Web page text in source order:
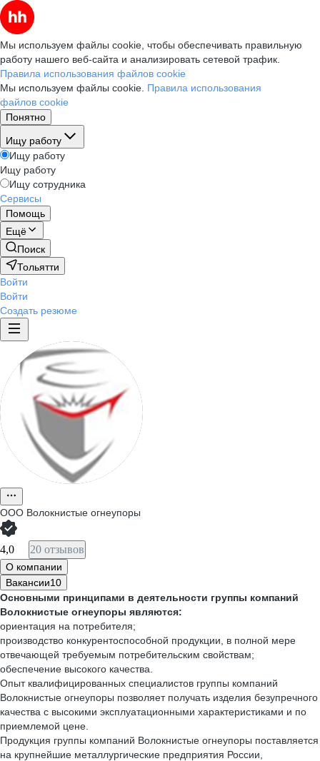
Мы используем файлы cookie, чтобы обеспечивать правильную
работу нашего веб-сайта и анализировать сетевой трафик.
Правила использования файлов cookie
Мы используем файлы cookie. Правила использования
файлов cookie
Понятно
Ищу работу
Ищу работу
Ищу работу
Ищу сотрудника
Сервисы
Помощь
Ещё
Поиск
Тольятти
Войти
Войти
Создать резюме
ООО Волокнистые огнеупоры
4,0 20 отзывов
О компании
Вакансии10
Основными принципами в деятельности группы компаний
Волокнистые огнеупоры являются:
ориентация на потребителя;
производство конкурентоспособной продукции, в полной мере
отвечающей требуемым потребительским свойствам;
обеспечение высокого качества.
Опыт квалифицированных специалистов группы компаний
Волокнистые огнеупоры позволяет получать изделия безупречного
качества с высокими эксплуатационными характеристиками и по
приемлемой цене.
Продукция группы компаний Волокнистые огнеупоры поставляется
на крупнейшие металлургические предприятия России,